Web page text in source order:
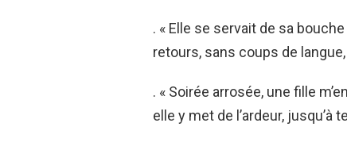
. « Elle se servait de sa
retours, sans coups de
. « Soirée arrosée, une fille
elle y met de l’ardeur,